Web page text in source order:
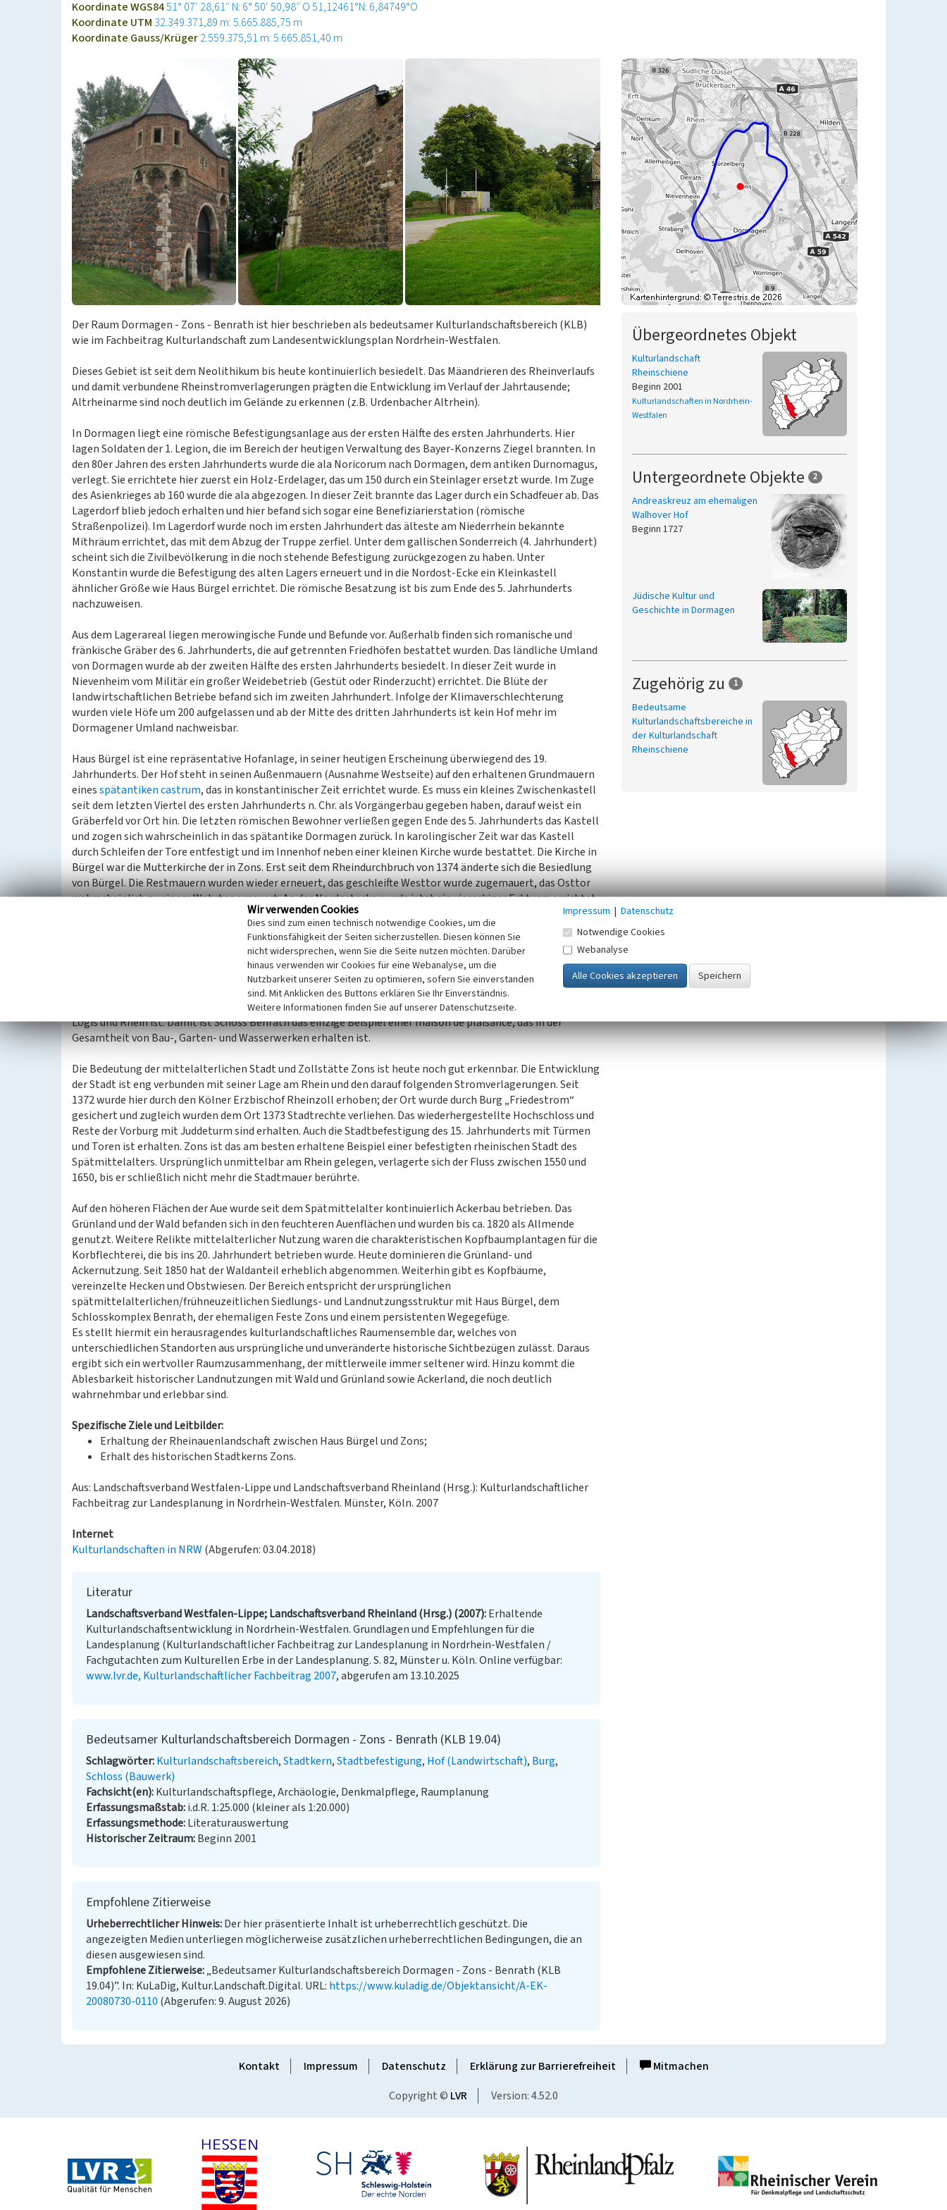
Koordinate WGS8451° 07′ 28,61″ N: 6° 50′ 50,98″ O51,12461°N: 6,84749°O
Koordinate UTM 32.349.371,89 m: 5.665.885,75 m
Koordinate Gauss/Krüger2.559.375,51 m: 5.665.851,40 m
Der Raum Dormagen - Zons - Benrath ist hier beschrieben als bedeutsamer Kulturlandschaftsbereich (KLB)
wie im Fachbeitrag Kulturlandschaft zum Landesentwicklungsplan Nordrhein-Westfalen.
Dieses Gebiet ist seit dem Neolithikum bis heute kontinuierlich besiedelt. Das Mäandrieren des Rheinverlaufs
und damit verbundene Rheinstromverlagerungen prägten die Entwicklung im Verlauf der Jahrtausende;
Altrheinarme sind noch deutlich im Gelände zu erkennen (z.B. Urdenbacher Altrhein).
In Dormagen liegt eine römische Befestigungsanlage aus der ersten Hälfte des ersten Jahrhunderts. Hier
lagen Soldaten der 1. Legion, die im Bereich der heutigen Verwaltung des Bayer-Konzerns Ziegel brannten. In
den 80er Jahren des ersten Jahrhunderts wurde die ala Noricorum nach Dormagen, dem antiken Durnomagus,
verlegt. Sie errichtete hier zuerst ein Holz-Erdelager, das um 150 durch ein Steinlager ersetzt wurde. Im Zuge
des Asienkrieges ab 160 wurde die ala abgezogen. In dieser Zeit brannte das Lager durch ein Schadfeuer ab. Das
Lagerdorf blieb jedoch erhalten und hier befand sich sogar eine Benefiziarierstation (römische
Straßenpolizei). Im Lagerdorf wurde noch im ersten Jahrhundert das älteste am Niederrhein bekannte
Mithräum errichtet, das mit dem Abzug der Truppe zerfiel. Unter dem gallischen Sonderreich (4. Jahrhundert)
scheint sich die Zivilbevölkerung in die noch stehende Befestigung zurückgezogen zu haben. Unter
Konstantin wurde die Befestigung des alten Lagers erneuert und in die Nordost-Ecke ein Kleinkastell
ähnlicher Größe wie Haus Bürgel errichtet. Die römische Besatzung ist bis zum Ende des 5. Jahrhunderts
nachzuweisen.
Aus dem Lagerareal liegen merowingische Funde und Befunde vor. Außerhalb finden sich romanische und
fränkische Gräber des 6. Jahrhunderts, die auf getrennten Friedhöfen bestattet wurden. Das ländliche Umland
von Dormagen wurde ab der zweiten Hälfte des ersten Jahrhunderts besiedelt. In dieser Zeit wurde in
Nievenheim vom Militär ein großer Weidebetrieb (Gestüt oder Rinderzucht) errichtet. Die Blüte der
landwirtschaftlichen Betriebe befand sich im zweiten Jahrhundert. Infolge der Klimaverschlechterung
wurden viele Höfe um 200 aufgelassen und ab der Mitte des dritten Jahrhunderts ist kein Hof mehr im
Dormagener Umland nachweisbar.
Haus Bürgel ist eine repräsentative Hofanlage, in seiner heutigen Erscheinung überwiegend des 19.
Jahrhunderts. Der Hof steht in seinen Außenmauern (Ausnahme Westseite) auf den erhaltenen Grundmauern
einesspätantiken castrum, das in konstantinischer Zeit errichtet wurde. Es muss ein kleines Zwischenkastell
seit dem letzten Viertel des ersten Jahrhunderts n. Chr. als Vorgängerbau gegeben haben, darauf weist ein
Gräberfeld vor Ort hin. Die letzten römischen Bewohner verließen gegen Ende des 5. Jahrhunderts das Kastell
und zogen sich wahrscheinlich in das spätantike Dormagen zurück. In karolingischer Zeit war das Kastell
durch Schleifen der Tore entfestigt und im Innenhof neben einer kleinen Kirche wurde bestattet. Die Kirche in
Bürgel war die Mutterkirche der in Zons. Erst seit dem Rheindurchbruch von 1374 änderte sich die Besiedlung
von Bürgel. Die Restmauern wurden wieder erneuert, das geschleifte Westtor wurde zugemauert, das Osttor
wahrscheinlich zu einem Wehrtor erneuert. An der Nordostecke wurde jetzt ein viereckiger Eckturm errichtet,
daneben wahrscheinlich der mittelalterliche Palast, der durch den Barockneubau zerstört wurde. Das
spätantike Kastell wurde ab jetzt als Burg genutzt. Die bisherige Pfarrkirche wurde Eigenkirche.
Die 1222 erstmals genannte Burg der Herren von Berode gelangte im 13. Jahrhundert in den Besitz der Grafen,
später Herzöge von Berg. Sie wurde vor 1651 durch ein barockes Wasserschloss ersetzt, das ab 1755 dem
heutigen Rokoko-Schloss weichen musste. Bestandteil des 1773 fertig gestellten Schlosses Benrath ist ein
Park, dessen auffälligster Teil das durch dia- und orthogonale Achsen erschlossene Boskett zwischen Corps de
Logis und Rhein ist. Damit ist Schoss Benrath das einzige Beispiel einer maison de plaisance, das in der
Gesamtheit von Bau-, Garten- und Wasserwerken erhalten ist.
Die Bedeutung der mittelalterlichen Stadt und Zollstätte Zons ist heute noch gut erkennbar. Die Entwicklung
der Stadt ist eng verbunden mit seiner Lage am Rhein und den darauf folgenden Stromverlagerungen. Seit
1372 wurde hier durch den Kölner Erzbischof Rheinzoll erhoben; der Ort wurde durch Burg „Friedestrom“
gesichert und zugleich wurden dem Ort 1373 Stadtrechte verliehen. Das wiederhergestellte Hochschloss und
Reste der Vorburg mit Juddeturm sind erhalten. Auch die Stadtbefestigung des 15. Jahrhunderts mit Türmen
und Toren ist erhalten. Zons ist das am besten erhaltene Beispiel einer befestigten rheinischen Stadt des
Spätmittelalters. Ursprünglich unmittelbar am Rhein gelegen, verlagerte sich der Fluss zwischen 1550 und
1650, bis er schließlich nicht mehr die Stadtmauer berührte.
Auf den höheren Flächen der Aue wurde seit dem Spätmittelalter kontinuierlich Ackerbau betrieben. Das
Grünland und der Wald befanden sich in den feuchteren Auenflächen und wurden bis ca. 1820 als Allmende
genutzt. Weitere Relikte mittelalterlicher Nutzung waren die charakteristischen Kopfbaumplantagen für die
Korbflechterei, die bis ins 20. Jahrhundert betrieben wurde. Heute dominieren die Grünland- und
Ackernutzung. Seit 1850 hat der Waldanteil erheblich abgenommen. Weiterhin gibt es Kopfbäume,
vereinzelte Hecken und Obstwiesen. Der Bereich entspricht der ursprünglichen
spätmittelalterlichen/frühneuzeitlichen Siedlungs- und Landnutzungsstruktur mit Haus Bürgel, dem
Schlosskomplex Benrath, der ehemaligen Feste Zons und einem persistenten Wegegefüge.
Es stellt hiermit ein herausragendes kulturlandschaftliches Raumensemble dar, welches von
unterschiedlichen Standorten aus ursprüngliche und unveränderte historische Sichtbezügen zulässt. Daraus
ergibt sich ein wertvoller Raumzusammenhang, der mittlerweile immer seltener wird. Hinzu kommt die
Ablesbarkeit historischer Landnutzungen mit Wald und Grünland sowie Ackerland, die noch deutlich
wahrnehmbar und erlebbar sind.
Spezifische Ziele und Leitbilder:
Erhaltung der Rheinauenlandschaft zwischen Haus Bürgel und Zons;
Erhalt des historischen Stadtkerns Zons.
Aus: Landschaftsverband Westfalen-Lippe und Landschaftsverband Rheinland (Hrsg.): Kulturlandschaftlicher
Fachbeitrag zur Landesplanung in Nordrhein-Westfalen. Münster, Köln. 2007
Internet
Kulturlandschaften in NRW(Abgerufen: 03.04.2018)
Literatur
Landschaftsverband Westfalen-Lippe; Landschaftsverband Rheinland (Hrsg.) (2007) Erhaltende
Kulturlandschaftsentwicklung in Nordrhein-Westfalen. Grundlagen und Empfehlungen für die
Landesplanung (Kulturlandschaftlicher Fachbeitrag zur Landesplanung in Nordrhein-Westfalen /
Fachgutachten zum Kulturellen Erbe in der Landesplanung. S. 82, Münster u. Köln. Online verfügbar:
www.lvr.de, Kulturlandschaftlicher Fachbeitrag 2007, abgerufen am 13.10.2025
Bedeutsamer Kulturlandschaftsbereich Dormagen - Zons - Benrath (KLB 19.04)
Schlagwörter Kulturlandschaftsbereich Stadtkern Stadtbefestigung Hof (Landwirtschaft) Burg
Schloss (Bauwerk)
Fachsicht(en) Kulturlandschaftspflege, Archäologie, Denkmalpflege, Raumplanung
Erfassungsmaßstab i.d.R. 1:25.000 (kleiner als 1:20.000)
Erfassungsmethode Literaturauswertung
Historischer Zeitraum Beginn 2001
Empfohlene Zitierweise
Urheberrechtlicher Hinweis Der hier präsentierte Inhalt ist urheberrechtlich geschützt. Die
angezeigten Medien unterliegen möglicherweise zusätzlichen urheberrechtlichen Bedingungen, die an
diesen ausgewiesen sind.
Empfohlene Zitierweise „Bedeutsamer Kulturlandschaftsbereich Dormagen - Zons - Benrath (KLB
19.04)”. In: KuLaDig, Kultur.Landschaft.Digital. URL: https://www.kuladig.de/Objektansicht/A-EK-
20080730-0110 (Abgerufen: 9. August 2026)
Übergeordnetes Objekt
Kulturlandschaft
Rheinschiene
Beginn 2001
Kulturlandschaften in Nordrhein-
Westfalen
Untergeordnete Objekte 2
Andreaskreuz am ehemaligen
Walhover Hof
Beginn 1727
Jüdische Kultur und
Geschichte in Dormagen
Zugehörig zu 1
Bedeutsame
Kulturlandschaftsbereiche in
der Kulturlandschaft
Rheinschiene
Kontakt Impressum Datenschutz Erklärung zur Barrierefreiheit
Mitmachen
Copyright © LVR Version: 4.52.0
Wir verwenden Cookies
Dies sind zum einen technisch notwendige Cookies, um die
Funktionsfähigkeit der Seiten sicherzustellen. Diesen können Sie
nicht widersprechen, wenn Sie die Seite nutzen möchten. Darüber
hinaus verwenden wir Cookies für eine Webanalyse, um die
Nutzbarkeit unserer Seiten zu optimieren, sofern Sie einverstanden
sind. Mit Anklicken des Buttons erklären Sie Ihr Einverständnis.
Weitere Informationen finden Sie auf unserer Datenschutzseite.
Impressum | Datenschutz
Notwendige Cookies
Webanalyse